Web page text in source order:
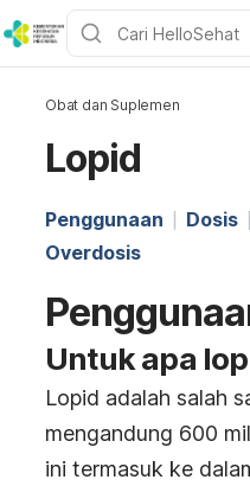
Obat dan Suplemen
Lopid
Penggunaan Dosis
Overdosis
Untuk apa
Lopid adalah salah
mengandung 600
ini termasuk ke